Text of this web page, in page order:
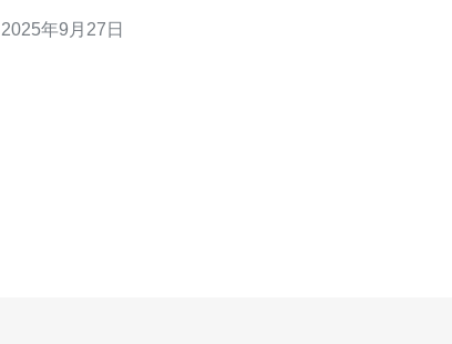
时的重要选择。 首先，日本原生IP在数据传输的安全性方
2025年9月27日